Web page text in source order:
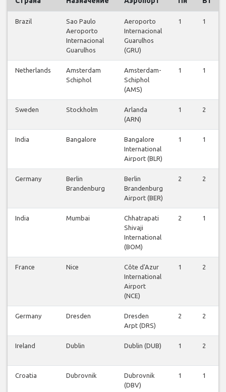
Brazil
Sao Paulo
Aeroporto
Internacional
Guarulhos
Aeroporto
Internacional
Guarulhos
(GRU)
1 1
Netherlands
Amsterdam
Schiphol
Amsterdam-
Schiphol
(AMS)
1 1
Sweden Stockholm
Arlanda
(ARN)
1 2
India Bangalore
Bangalore
International
Airport (BLR)
1 1
Germany
Berlin
Brandenburg
Berlin
Brandenburg
Airport (BER)
2 2
India Mumbai
Chhatrapati
Shivaji
International
(BOM)
2 1
France Nice
Côte d'Azur
International
Airport
(NCE)
1 2
Germany Dresden
Dresden
Arpt (DRS)
2 2
Ireland Dublin Dublin (DUB) 1 2
Croatia Dubrovnik
Dubrovnik
(DBV)
1 1